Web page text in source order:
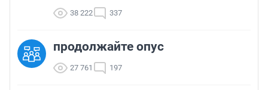
38 222 337
продолжайте опус
27 761 197